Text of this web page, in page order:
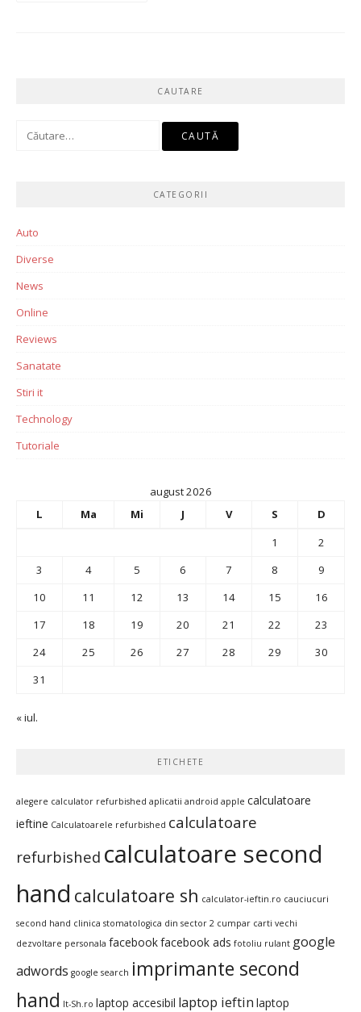
CAUTARE
Caută
CATEGORII
Auto
Diverse
News
Online
Reviews
Sanatate
Stiri it
Technology
Tutoriale
august 2026
L
Ma Mi J V S
D
1
2
3
4 5 6 7 8
9
10
11 12 13 14 15
16
17
18 19 20 21 22
23
24
25 26 27 28 29
30
31
« iul.
ETICHETE
alegere calculator refurbished aplicatii android apple calculatoare
ieftine Calculatoarele refurbished calculatoare
refurbished calculatoare second
hand calculatoare sh calculator-ieftin.ro cauciucuri
second hand clinica stomatologica din sector 2 cumpar carti vechi
dezvoltare personala facebookfacebook ads fotoliu rulant google
adwords google search imprimante second
hand It-Sh.ro laptop accesibil laptop ieftin laptop